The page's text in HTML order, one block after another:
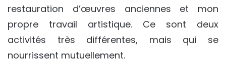
restauration d’œuvres anciennes et mon
propre travail artistique. Ce sont deux
activités très différentes, mais qui se
nourrissent mutuellement.